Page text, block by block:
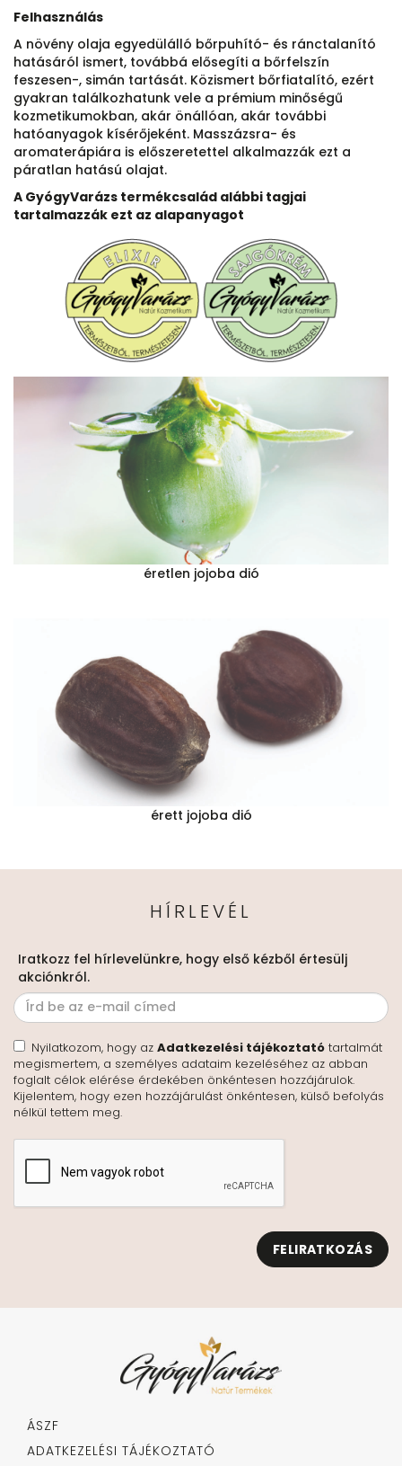
Felhasználás
A növény olaja egyedülálló bőrpuhító- és ránctalanító
hatásáról ismert, továbbá elősegíti a bőrfelszín
feszesen-, simán tartását. Közismert bőrfiatalító, ezért
gyakran találkozhatunk vele a prémium minőségű
kozmetikumokban, akár önállóan, akár további
hatóanyagok kísérőjeként. Masszázsra- és
aromaterápiára is előszeretettel alkalmazzák ezt a
páratlan hatású olajat.
A GyógyVarázs termékcsalád alábbi tagjai
tartalmazzák ezt az alapanyagot
éretlen jojoba dió
érett jojoba dió
HÍRLEVÉL
Iratkozz fel hírlevelünkre, hogy első kézből értesülj
akciónkról.
Nyilatkozom, hogy az Adatkezelési tájékoztató tartalmát
megismertem, a személyes adataim kezeléséhez az abban
foglalt célok elérése érdekében önkéntesen hozzájárulok.
Kijelentem, hogy ezen hozzájárulást önkéntesen, külső befolyás
nélkül tettem meg.
FELIRATKOZÁS
ÁSZF
ADATKEZELÉSI TÁJÉKOZTATÓ